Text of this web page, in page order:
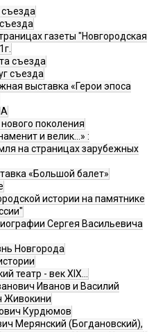
съезда
газеты "Новгородская
съезда
съезда
выставка «Герои эпоса
поколения
и велик…» :
на страницах зарубежных
«Большой балет»
истории на памятнике
Сергея Васильевича
Новгорода
театр - век XIX…
Иванов и Василий
Живокини
Курдюмов
Мерянский (Богдановский),